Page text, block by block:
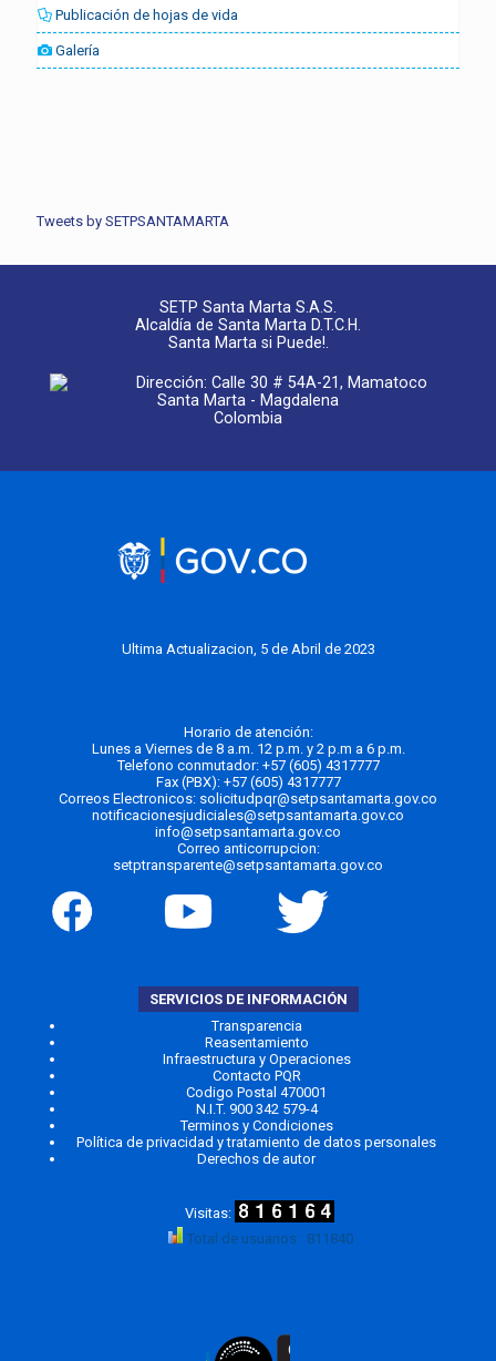
Publicación de hojas de vida
Galería
Tweets by SETPSANTAMARTA
SETP Santa Marta S.A.S.
Alcaldía de Santa Marta D.T.C.H.
Santa Marta si Puede!.
Dirección: Calle 30 # 54A-21, Mamatoco
Santa Marta - Magdalena
Colombia
Ultima Actualizacion, 5 de Abril de 2023
Horario de atención:
Lunes a Viernes de 8 a.m. 12 p.m. y 2 p.m a 6 p.m.
Telefono conmutador: +57 (605) 4317777
Fax (PBX): +57 (605) 4317777
Correos Electronicos: solicitudpqr@setpsantamarta.gov.co
notificacionesjudiciales@setpsantamarta.gov.co
info@setpsantamarta.gov.co
Correo anticorrupcion:
setptransparente@setpsantamarta.gov.co
SERVICIOS DE INFORMACIÓN
Transparencia
Reasentamiento
Infraestructura y Operaciones
Contacto PQR
Codigo Postal 470001
N.I.T. 900 342 579-4
Terminos y Condiciones
Política de privacidad y tratamiento de datos personales
Derechos de autor
Total de usuarios : 811840